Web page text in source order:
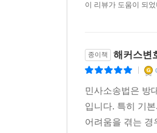
이 리뷰가 도움이 되
종이책 해커스변
민사소송법은 방
입니다. 특히 기
어려움을 겪는